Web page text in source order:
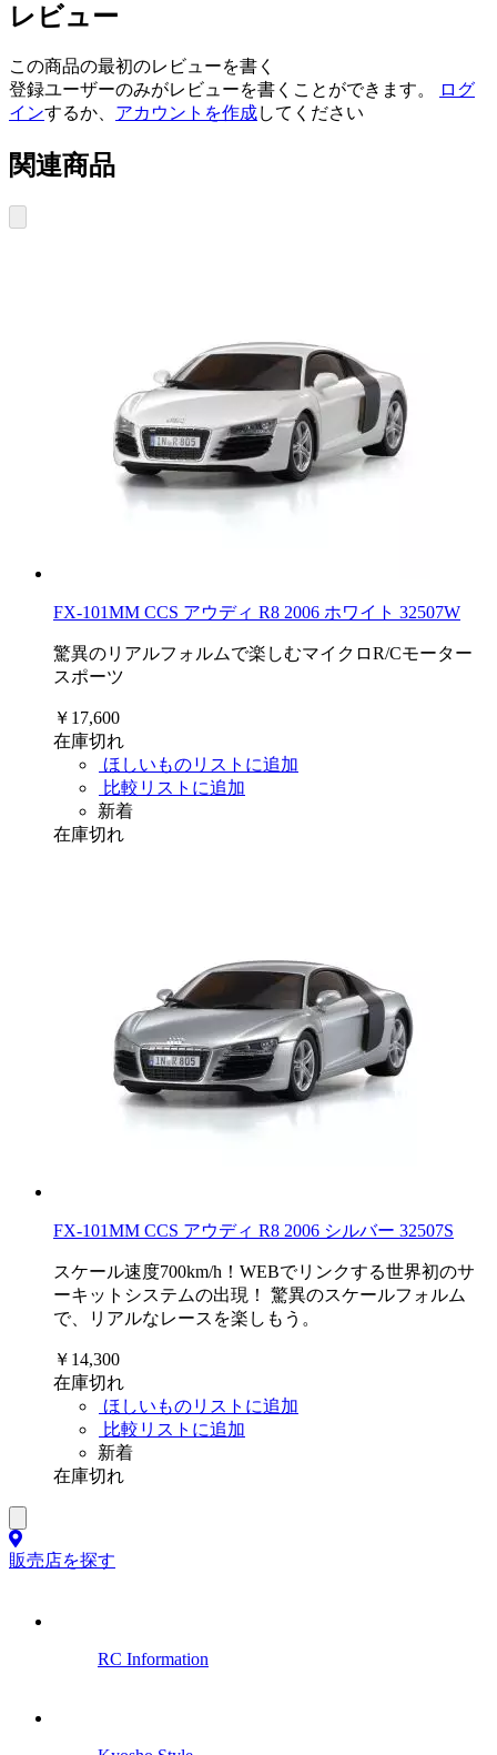
レビュー
この商品の最初のレビューを書く
登録ユーザーのみがレビューを書くことができます。
ログ
インするか、 アカウントを作成してください
関連商品
FX-101MM CCS アウディ R8 2006 ホワイト 32507W
驚異のリアルフォルムで楽しむマイクロR/Cモーター
スポーツ
￥17,600
在庫切れ
ほしいものリストに追加
比較リストに追加
新着
在庫切れ
FX-101MM CCS アウディ R8 2006 シルバー 32507S
スケール速度700km/h！WEBでリンクする世界初のサ
ーキットシステムの出現！ 驚異のスケールフォルム
で、リアルなレースを楽しもう。
￥14,300
在庫切れ
ほしいものリストに追加
比較リストに追加
新着
在庫切れ
販売店を探す
RC Information